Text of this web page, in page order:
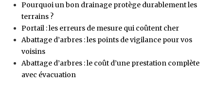
Pourquoi un bon drainage protège durablement les
terrains ?
Portail : les erreurs de mesure qui coûtent cher
Abattage d’arbres : les points de vigilance pour vos
voisins
Abattage d’arbres : le coût d’une prestation complète
avec évacuation